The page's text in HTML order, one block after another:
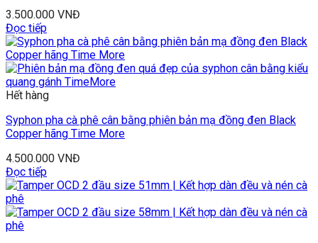
3.500.000 VNĐ
Đọc tiếp
Hết hàng
Syphon pha cà phê cân bằng phiên bản mạ đồng đen Black
Copper hãng Time More
4.500.000 VNĐ
Đọc tiếp